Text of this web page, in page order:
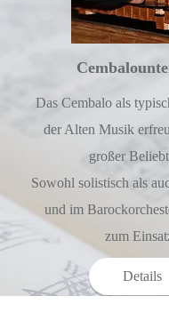
Das Cembalo als
der Alten Musik
großer
Sowohl solistisch als
und im
zum
Details